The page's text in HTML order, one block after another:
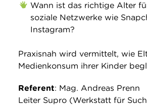
Wann ist das richtige Alter
soziale Netzwerke wie
Instagram?
Praxisnah wird vermittelt, wie
Medienkonsum ihrer Kinder
Referent: Mag. Andreas Prenn
Leiter Supro (Werkstatt für